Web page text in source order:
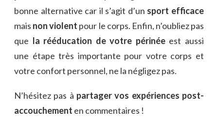
bonne alternative car il s’agit d’un sport efficace
mais non violent pour le corps. Enfin, n’oubliez pas
que la rééducation de votre périnée est aussi
une étape très importante pour votre corps et
votre confort personnel, ne la négligez pas.
N’hésitez pas à partager vos expériences post-
accouchement en commentaires !